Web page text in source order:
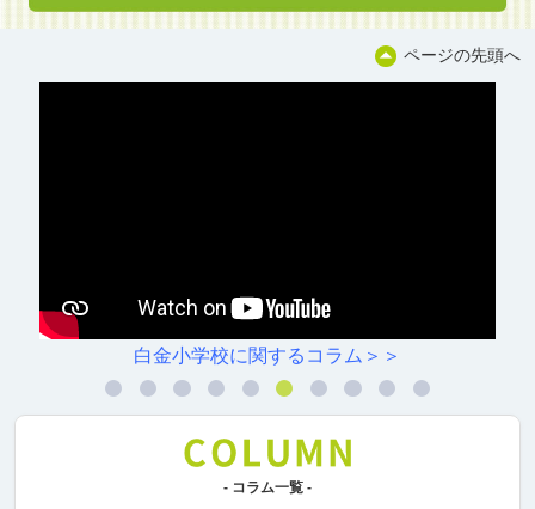
ページの先頭へ
白金小学校に関するコラム＞＞
- コラム一覧 -